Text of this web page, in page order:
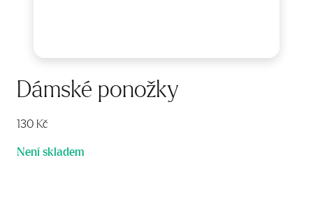
Dámské ponožky
130 Kč
Není skladem